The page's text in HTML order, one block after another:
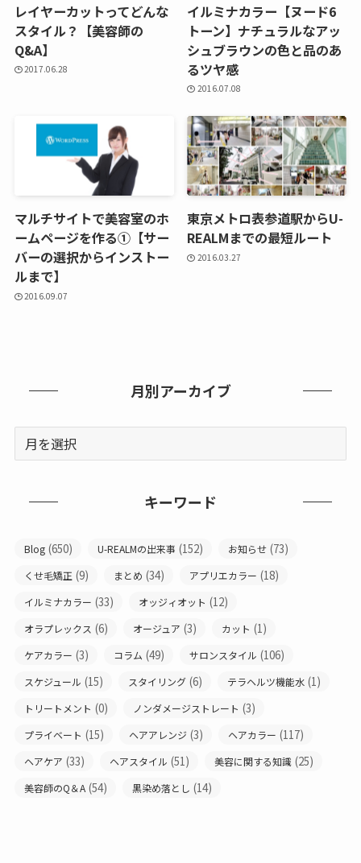
レイヤーカットってどんな
スタイル？【美容師の
Q&A】
2017.06.28
イルミナカラー【ヌード6
トーン】ナチュラルなアッ
シュブラウンの色と品のあ
るツヤ感
2016.07.08
マルチサイトで美容室のホ
ームページを作る①【サー
バーの選択からインストー
ルまで】
2016.09.07
東京メトロ表参道駅からU-
REALMまでの最短ルート
2016.03.27
月別アーカイブ
キーワード
Blog (650) U-REALMの出来事 (152) お知らせ (73)
くせ毛矯正 (9) まとめ (34) アプリエカラー (18)
イルミナカラー (33) オッジィオット (12)
オラプレックス (6) オージュア (3) カット (1)
ケアカラー (3) コラム (49) サロンスタイル (106)
スケジュール (15) スタイリング (6) テラヘルツ機能水 (1)
トリートメント (0) ノンダメージストレート (3)
プライベート (15) ヘアアレンジ (3) ヘアカラー (117)
ヘアケア (33) ヘアスタイル (51) 美容に関する知識 (25)
美容師のQ＆A (54) 黒染め落とし (14)